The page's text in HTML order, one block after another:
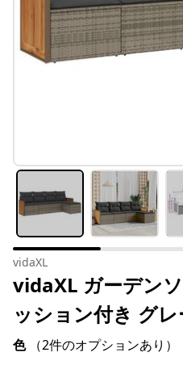
vidaXL
vidaXL ガーデン
ッション付き グ
色 （2件のオプションあり）